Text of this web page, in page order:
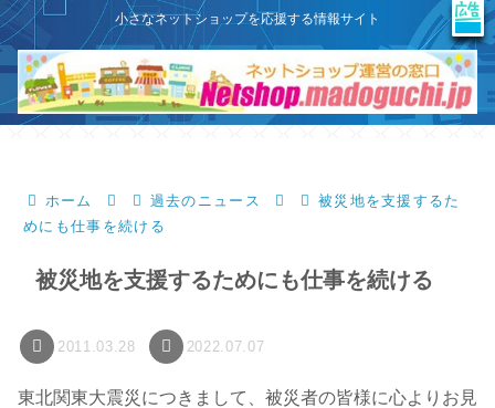
X
このサイトはプロモーションを含みます
小さなネットショップを応援する情報サイト
ホーム 過去のニュース
被災地を支援するた
めにも仕事を続ける
被災地を支援するためにも仕事を続ける
2011.03.28 2022.07.07
東北関東大震災につきまして、被災者の皆様に心よりお見